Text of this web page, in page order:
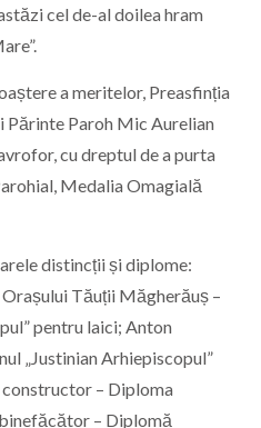
cel de-al doilea hram
a meritelor, Preasfinția
Părinte Paroh Mic Aurelian
cu dreptul de a purta
Medalia Omagială
distincții și diplome:
Tăuții Măgherăuș –
pentru laici; Anton
„Justinian Arhiepiscopul”
– Diploma
– Diplomă